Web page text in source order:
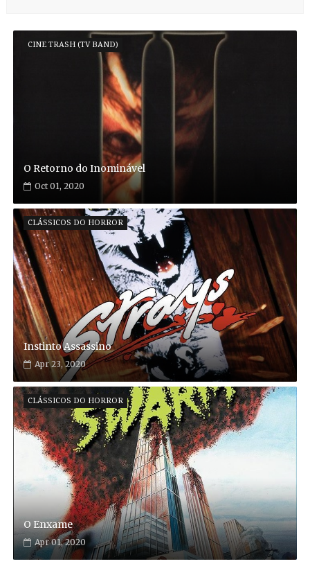
CINE TRASH (TV BAND)
O Retorno do Inominável
Oct 01, 2020
CLÁSSICOS DO HORROR
Instinto Assassino
Apr 23, 2020
CLÁSSICOS DO HORROR
O Enxame
Apr 01, 2020